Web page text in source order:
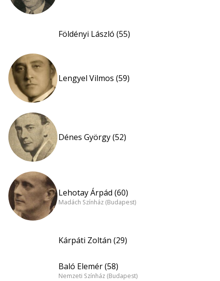
Földényi László (55)
Lengyel Vilmos (59)
Dénes György (52)
Lehotay Árpád (60)
Madách Színház (Budapest)
Kárpáti Zoltán (29)
Baló Elemér (58)
Nemzeti Színház (Budapest)